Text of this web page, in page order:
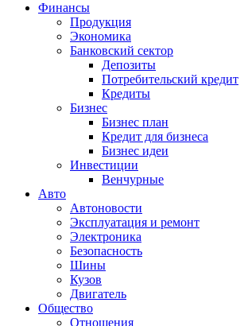
Финансы
Продукция
Экономика
Банковский сектор
Депозиты
Потребительский кредит
Кредиты
Бизнес
Бизнес план
Кредит для бизнеса
Бизнес идеи
Инвестиции
Венчурные
Авто
Автоновости
Эксплуатация и ремонт
Электроника
Безопасность
Шины
Кузов
Двигатель
Общество
Отношения